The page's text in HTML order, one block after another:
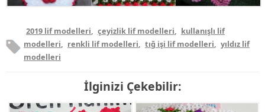
2019 lif modelleri, çeyizlik lif modelleri, kullanışlı lif
modelleri, renkli lif modelleri, tığ işi lif modelleri, yıldız lif
modelleri
İlginizi Çekebilir: